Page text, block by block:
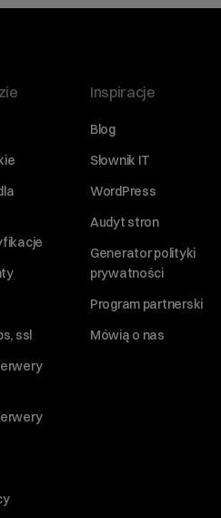
ssl
Inspiracje
Blog
Słownik IT
WordPress
Audyt stron
Generator polityki
prywatności
Program partnerski
Mówią o nas